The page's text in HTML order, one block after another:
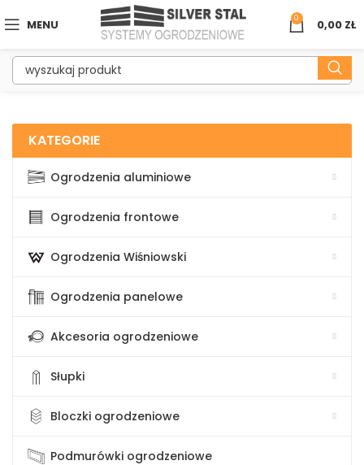
MENU 0 0,00 ZŁ
KATEGORIE
Ogrodzenia aluminiowe
Ogrodzenia frontowe
Ogrodzenia Wiśniowski
Ogrodzenia panelowe
Akcesoria ogrodzeniowe
Słupki
Bloczki ogrodzeniowe
Podmurówki ogrodzeniowe